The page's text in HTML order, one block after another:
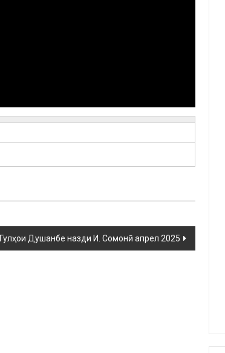
Гулҳои Душанбе назди И. Сомонӣ апрел 2025